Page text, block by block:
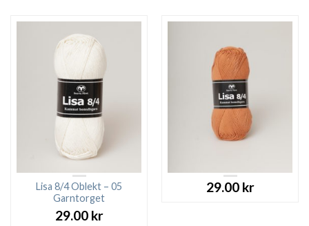
Lisa 8/4 Oblekt – 05
Garntorget
29.00 kr
29.00 kr